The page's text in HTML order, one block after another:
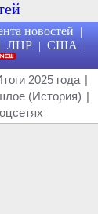
новостей |
ЛНР | США |
2025 года |
(История) |